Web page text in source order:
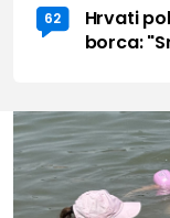
62
Hrvati
borca: